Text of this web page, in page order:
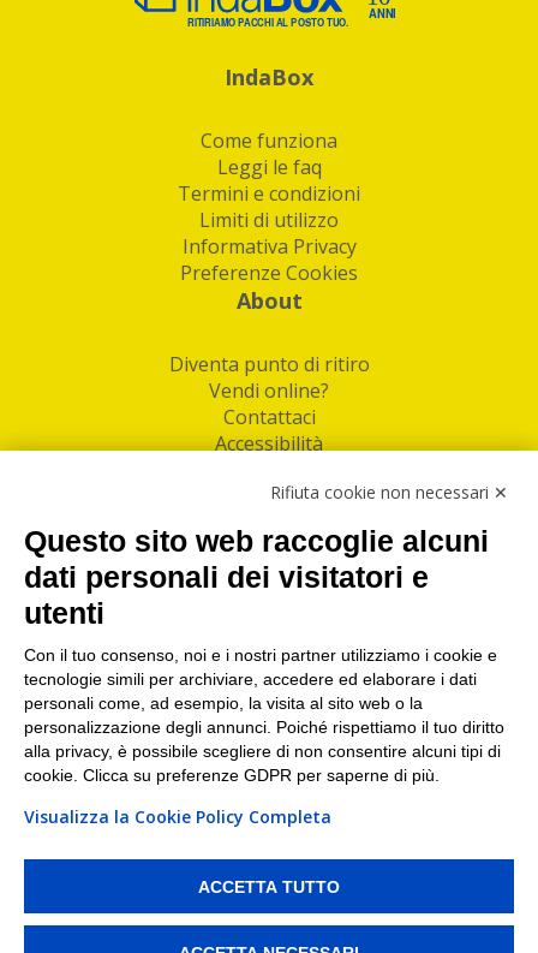
IndaBox
Come funziona
Leggi le faq
Termini e condizioni
Limiti di utilizzo
Informativa Privacy
Preferenze Cookies
About
Diventa punto di ritiro
Vendi online?
Contattaci
Accessibilità
Facebook
Linkedin
I nostri punti di ritiro e spedizione pacchi nelle
maggiori città italiane
Torino|Milano|Roma|Bologna|Firenze| Genova
Napoli|Varese
PI/CF/N°Iscr.: 10821360012 | REA: RM 1494760 | Cap.Soc.: 50.000€ |
Whistleblowing|Privacy |Preferenze Cookies
ritirare i tuoi acquisti online e spedire i tuoi pacchi.
Rifiuta cookie non necessari ✕
Questo sito web raccoglie alcuni
dati personali dei visitatori e
utenti
Con il tuo consenso, noi e i nostri partner utilizziamo i cookie e
tecnologie simili per archiviare, accedere ed elaborare i dati
personali come, ad esempio, la visita al sito web o la
personalizzazione degli annunci. Poiché rispettiamo il tuo diritto
alla privacy, è possibile scegliere di non consentire alcuni tipi di
cookie. Clicca su preferenze GDPR per saperne di più.
Visualizza la Cookie Policy Completa
ACCETTA TUTTO